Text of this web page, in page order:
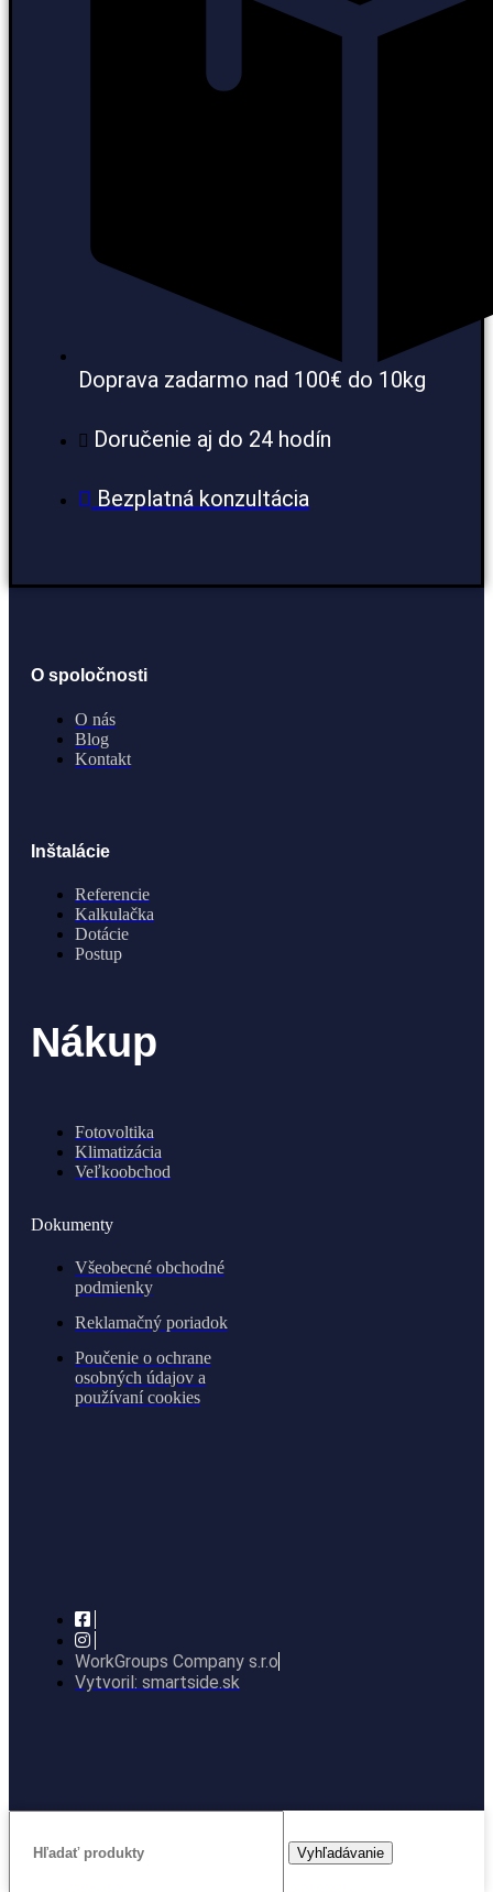
Doprava zadarmo nad 100€ do 10kg
Doručenie aj do 24 hodín
Bezplatná konzultácia
O spoločnosti
O nás
Blog
Kontakt
Inštalácie
Referencie
Kalkulačka
Dotácie
Postup
Nákup
Fotovoltika
Klimatizácia
Veľkoobchod
Dokumenty
Všeobecné obchodné
podmienky
Reklamačný poriadok
Poučenie o ochrane
osobných údajov a
používaní cookies
WorkGroups Company s.r.o
Vytvoril: smartside.sk
Vyhľadávanie